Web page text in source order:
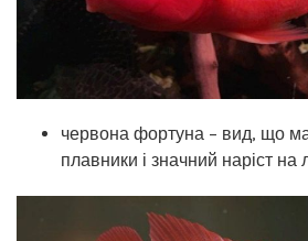
червона фортуна – вид, що
плавники і значний наріст на